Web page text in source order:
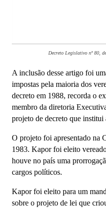
Decreto Legislativo nº 80,
A inclusão desse artigo foi
impostas pela maioria dos
decreto em 1988, recorda o
membro da diretoria
projeto de decreto que
O projeto foi apresentado na
1983. Kapor foi eleito
houve no país uma
cargos políticos.
Kapor foi eleito para um
sobre o projeto de lei que